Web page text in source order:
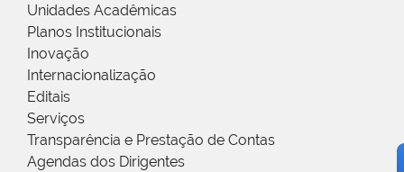
Unidades Acadêmicas
Planos Institucionais
Inovação
Internacionalização
Editais
Serviços
Transparência e Prestação de Contas
Agendas dos Dirigentes